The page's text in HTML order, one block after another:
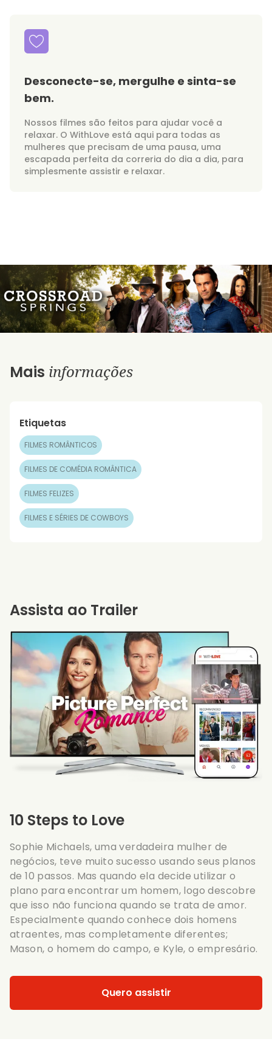
Desconecte-se, mergulhe e sinta-se
bem.
Nossos filmes são feitos para ajudar você a
relaxar. O WithLove está aqui para todas as
mulheres que precisam de uma pausa, uma
escapada perfeita da correria do dia a dia, para
simplesmente assistir e relaxar.
Mais informações
Etiquetas
FILMES ROMÂNTICOS
FILMES DE COMÉDIA ROMÂNTICA
FILMES FELIZES
FILMES E SÉRIES DE COWBOYS
10 Steps to Love
Sophie Michaels, uma verdadeira mulher de
negócios, teve muito sucesso usando seus planos
de 10 passos. Mas quando ela decide utilizar o
plano para encontrar um homem, logo descobre
que isso não funciona quando se trata de amor.
Especialmente quando conhece dois homens
atraentes, mas completamente diferentes;
Mason, o homem do campo, e Kyle, o empresário.
Quero assistir
Assista ao Trailer